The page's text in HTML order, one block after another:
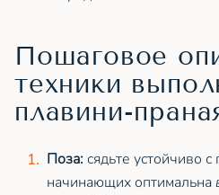
Пошаговое
техники
плавини-
Поза:сядьте устойчиво
начинающих оптимальна